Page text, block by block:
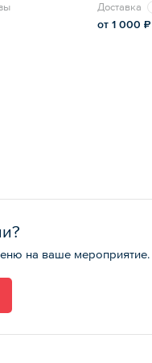
Доставка
от 1 000 ₽
на ваше мероприятие.